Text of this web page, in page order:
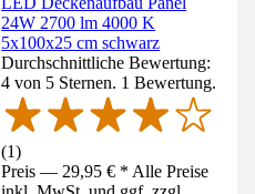
24W 2700 lm 4000 K
5x100x25 cm schwarz
Durchschnittliche Bewertung:
4 von 5 Sternen. 1 Bewertung.
(1)
Preis — 29,95 € * Alle Preise